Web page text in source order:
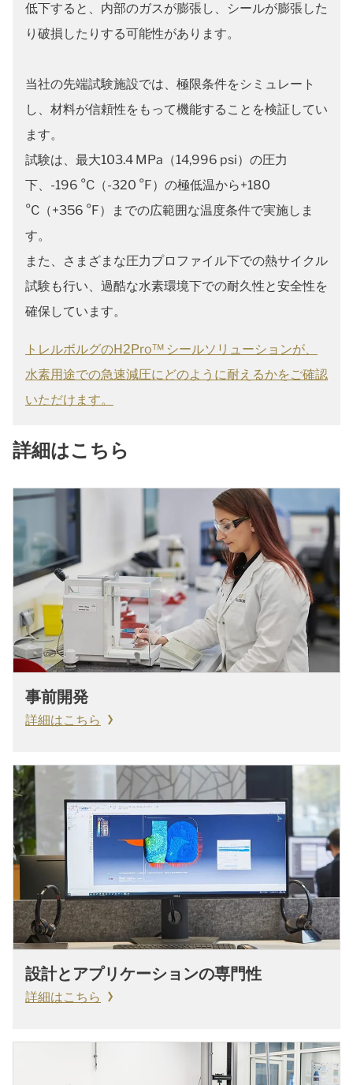
低下すると、内部のガスが膨張し、シールが膨張した
り破損したりする可能性があります。
当社の先端試験施設では、極限条件をシミュレート
し、材料が信頼性をもって機能することを検証してい
ます。
試験は、最大103.4 MPa（14,996 psi）の圧力
下、-196 °C（-320 °F）の極低温から+180
°C（+356 °F）までの広範囲な温度条件で実施しま
す。
また、さまざまな圧力プロファイル下での熱サイクル
試験も行い、過酷な水素環境下での耐久性と安全性を
確保しています。
トレルボルグのH2Pro™ シールソリューションが、
水素用途での急速減圧にどのように耐えるかをご確認
いただけます。
詳細はこちら
事前開発
詳細はこちら
設計とアプリケーションの専門性
詳細はこちら